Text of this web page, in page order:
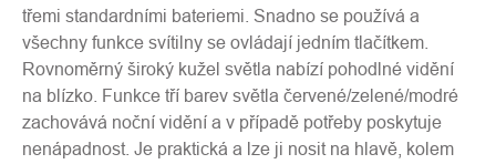
třemi standardními bateriemi. Snadno se používá a
všechny funkce svítilny se ovládají jedním tlačítkem.
Rovnoměrný široký kužel světla nabízí pohodlné vidění
na blízko. Funkce tří barev světla červené/zelené/modré
zachovává noční vidění a v případě potřeby poskytuje
nenápadnost. Je praktická a lze ji nosit na hlavě, kolem